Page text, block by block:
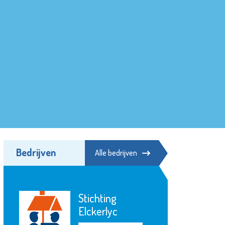
Bedrijven Alle bedrijven
Stichting
Elckerlyc